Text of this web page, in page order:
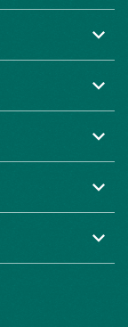
keyboard_arrow_down
keyboard_arrow_down
keyboard_arrow_down
keyboard_arrow_down
keyboard_arrow_down